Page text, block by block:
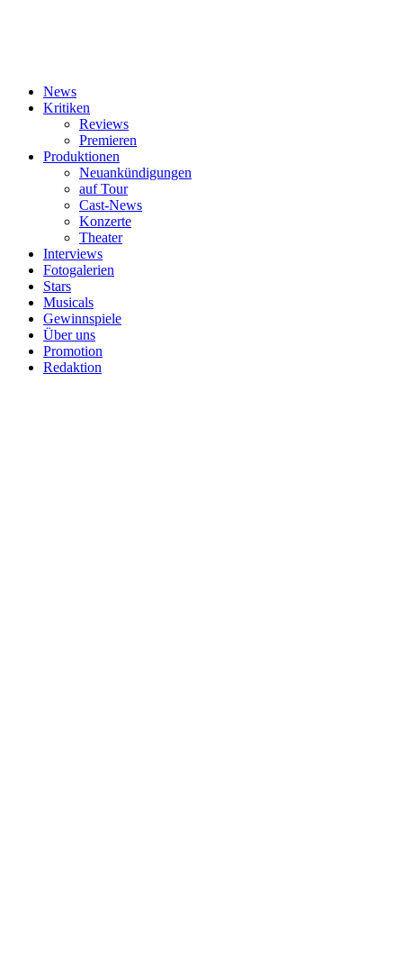
News
Kritiken
Reviews
Premieren
Produktionen
Neuankündigungen
auf Tour
Cast-News
Konzerte
Theater
Interviews
Fotogalerien
Stars
Musicals
Gewinnspiele
Über uns
Promotion
Redaktion